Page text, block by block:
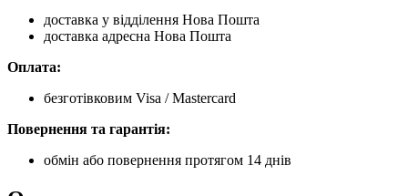
доставка у відділення Нова Пошта
доставка адресна Нова Пошта
Оплата:
безготівковим Visa / Mastercard
Повернення та гарантія:
обмін або повернення протягом 14 днів